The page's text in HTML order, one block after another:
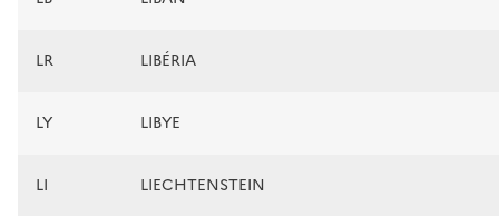
LR LIBÉRIA
LY LIBYE
LI LIECHTENSTEIN